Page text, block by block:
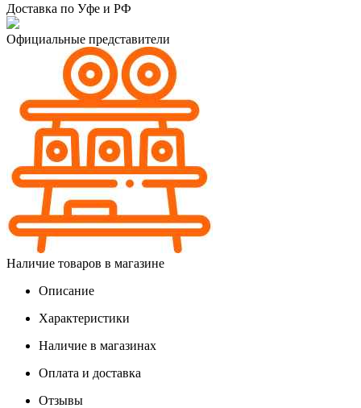
Доставка по Уфе и РФ
Официальные представители
Наличие товаров в магазине
Описание
Характеристики
Наличие в магазинах
Оплата и доставка
Отзывы